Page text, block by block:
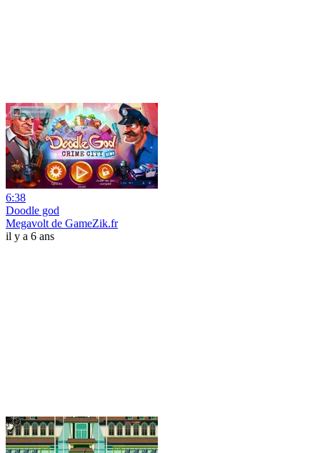
6:38
Doodle god
Megavolt de GameZik.fr
il y a 6 ans